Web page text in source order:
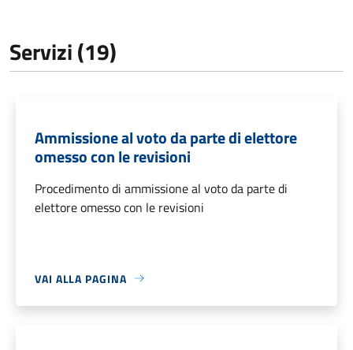
Servizi (19)
Ammissione al voto da parte di elettore
omesso con le revisioni
Procedimento di ammissione al voto da parte di
elettore omesso con le revisioni
VAI ALLA PAGINA